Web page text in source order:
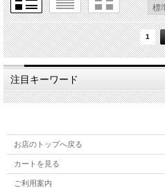
1
注目キーワード
お店のトップへ戻る
カートを見る
ご利用案内